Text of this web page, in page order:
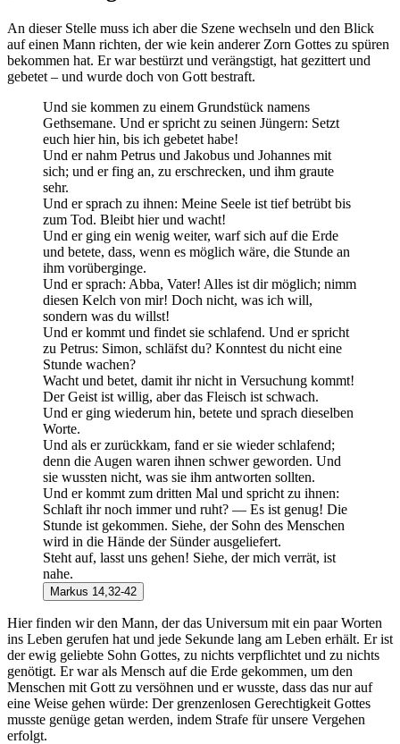
An dieser Stelle muss ich aber die Szene wechseln und den Blick
auf einen Mann richten, der wie kein anderer Zorn Gottes zu spüren
bekommen hat. Er war bestürzt und verängstigt, hat gezittert und
gebetet – und wurde doch von Gott bestraft.
Und sie kommen zu einem Grundstück namens
Gethsemane. Und er spricht zu seinen Jüngern: Setzt
euch hier hin, bis ich gebetet habe!
Und er nahm Petrus und Jakobus und Johannes mit
sich; und er fing an, zu erschrecken, und ihm graute
sehr.
Und er sprach zu ihnen: Meine Seele ist tief betrübt bis
zum Tod. Bleibt hier und wacht!
Und er ging ein wenig weiter, warf sich auf die Erde
und betete, dass, wenn es möglich wäre, die Stunde an
ihm vorüberginge.
Und er sprach: Abba, Vater! Alles ist dir möglich; nimm
diesen Kelch von mir! Doch nicht, was ich will,
sondern was du willst!
Und er kommt und findet sie schlafend. Und er spricht
zu Petrus: Simon, schläfst du? Konntest du nicht eine
Stunde wachen?
Wacht und betet, damit ihr nicht in Versuchung kommt!
Der Geist ist willig, aber das Fleisch ist schwach.
Und er ging wiederum hin, betete und sprach dieselben
Worte.
Und als er zurückkam, fand er sie wieder schlafend;
denn die Augen waren ihnen schwer geworden. Und
sie wussten nicht, was sie ihm antworten sollten.
Und er kommt zum dritten Mal und spricht zu ihnen:
Schlaft ihr noch immer und ruht? — Es ist genug! Die
Stunde ist gekommen. Siehe, der Sohn des Menschen
wird in die Hände der Sünder ausgeliefert.
Steht auf, lasst uns gehen! Siehe, der mich verrät, ist
nahe.
Markus 14,32-42
Hier finden wir den Mann, der das Universum mit ein paar Worten
ins Leben gerufen hat und jede Sekunde lang am Leben erhält. Er ist
der ewig geliebte Sohn Gottes, zu nichts verpflichtet und zu nichts
genötigt. Er war als Mensch auf die Erde gekommen, um den
Menschen mit Gott zu versöhnen und er wusste, dass das nur auf
eine Weise gehen würde: Der grenzenlosen Gerechtigkeit Gottes
musste genüge getan werden, indem Strafe für unsere Vergehen
erfolgt.